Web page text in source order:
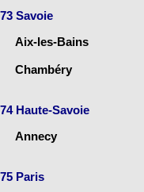
73 Savoie
Aix-les-Bains
Chambéry
74 Haute-Savoie
Annecy
75 Paris